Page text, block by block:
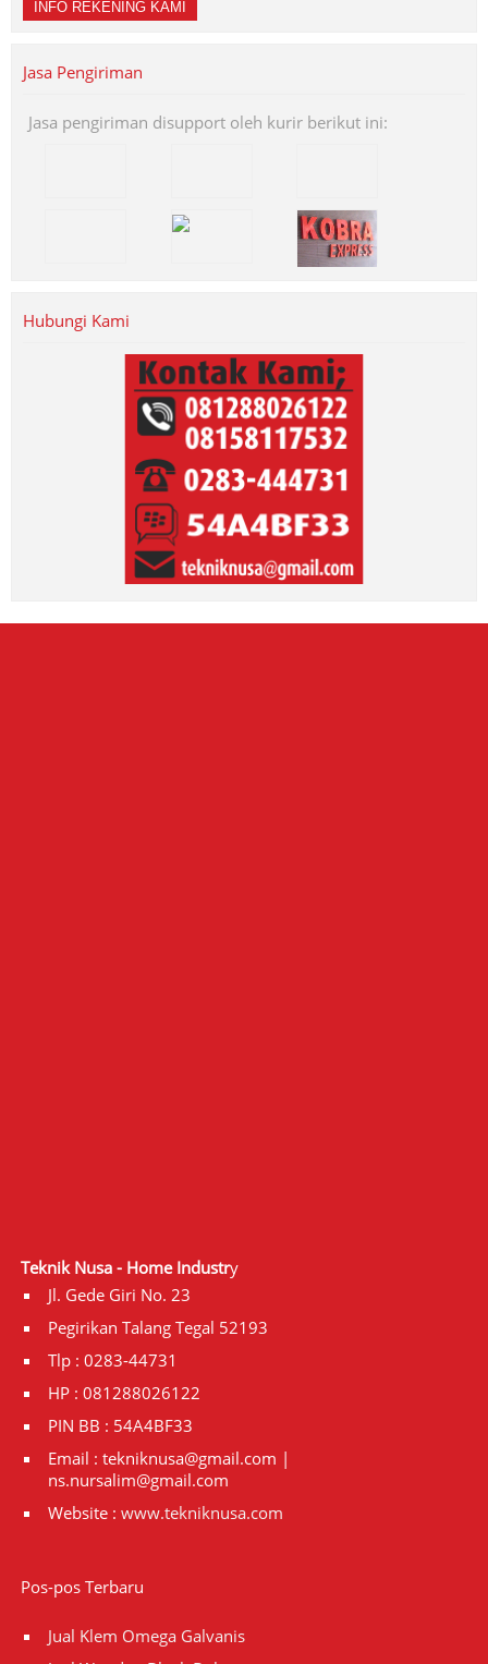
INFO REKENING KAMI
Jasa Pengiriman
Jasa pengiriman disupport oleh kurir berikut ini:
Hubungi Kami
Teknik Nusa - Home Industry
Jl. Gede Giri No. 23
Pegirikan Talang Tegal 52193
Tlp : 0283-44731
HP : 081288026122
PIN BB : 54A4BF33
Email : tekniknusa@gmail.com |
ns.nursalim@gmail.com
Website : www.tekniknusa.com
Pos-pos Terbaru
Jual Klem Omega Galvanis